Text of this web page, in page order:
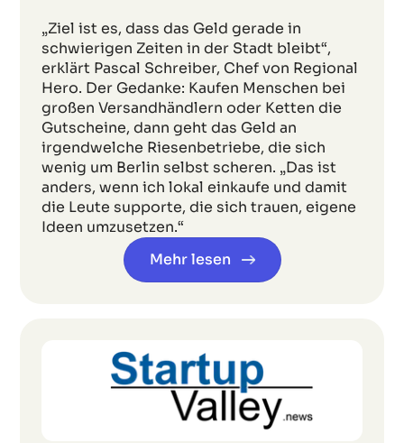
„Ziel ist es, dass das Geld gerade in
schwierigen Zeiten in der Stadt bleibt“,
erklärt Pascal Schreiber, Chef von Regional
Hero. Der Gedanke: Kaufen Menschen bei
großen Versandhändlern oder Ketten die
Gutscheine, dann geht das Geld an
irgendwelche Riesenbetriebe, die sich
wenig um Berlin selbst scheren. „Das ist
anders, wenn ich lokal einkaufe und damit
die Leute supporte, die sich trauen, eigene
Ideen umzusetzen.“
Mehr lesen